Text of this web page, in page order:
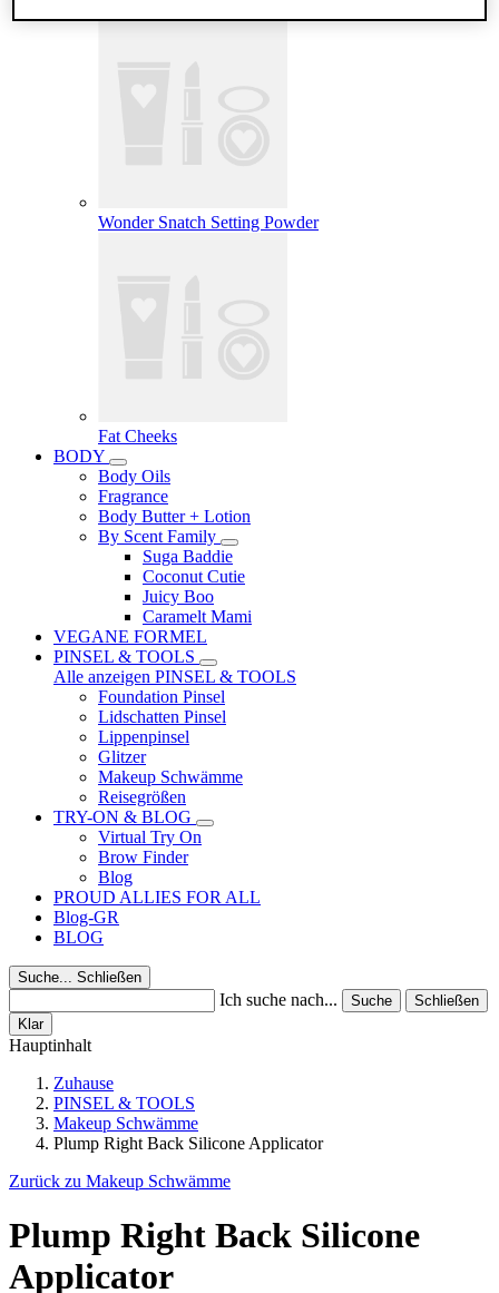
Wonder Snatch Setting Powder
Fat Cheeks
BODY
Body Oils
Fragrance
Body Butter + Lotion
By Scent Family
Suga Baddie
Coconut Cutie
Juicy Boo
Caramelt Mami
VEGANE FORMEL
PINSEL & TOOLS
Alle anzeigen PINSEL & TOOLS
Foundation Pinsel
Lidschatten Pinsel
Lippenpinsel
Glitzer
Makeup Schwämme
Reisegrößen
TRY-ON & BLOG
Virtual Try On
Brow Finder
Blog
PROUD ALLIES FOR ALL
Blog-GR
BLOG
Suche... Schließen
Ich suche nach... Suche
Schließen
Klar
Hauptinhalt
Zuhause
PINSEL & TOOLS
Makeup Schwämme
Plump Right Back Silicone Applicator
Zurück zu Makeup Schwämme
Plump Right Back Silicone
Applicator